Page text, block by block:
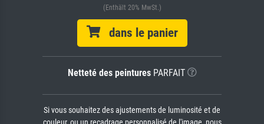
(Enthält 20% MwSt.)
dans le panier
Netteté des peinturesPARFAIT
Si vous souhaitez des ajustements de luminosité et de